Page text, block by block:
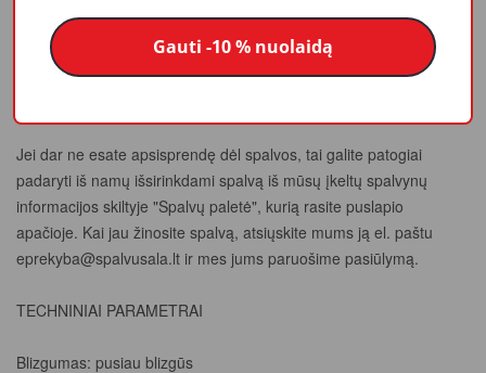
žinote spalvos kodą, jums tereikia atsiųsti jį el. paštu
eprekyba@spalvusala.lt. Taip pat galite parašyti dažomo ploto
kvadratūrą. Parinksime Jums tinkamą produkto bazę,
Jei dar ne esate apsisprendę dėl spalvos, tai galite patogiai
padaryti iš namų išsirinkdami spalvą iš mūsų įkeltų spalvynų
informacijos skiltyje "Spalvų paletė", kurią rasite puslapio
apačioje. Kai jau žinosite spalvą, atsiųskite mums ją el. paštu
eprekyba@spalvusala.lt ir mes jums paruošime pasiūlymą.
TECHNINIAI PARAMETRAI
Blizgumas: pusiau blizgūs
Gauti -10 % nuolaidą